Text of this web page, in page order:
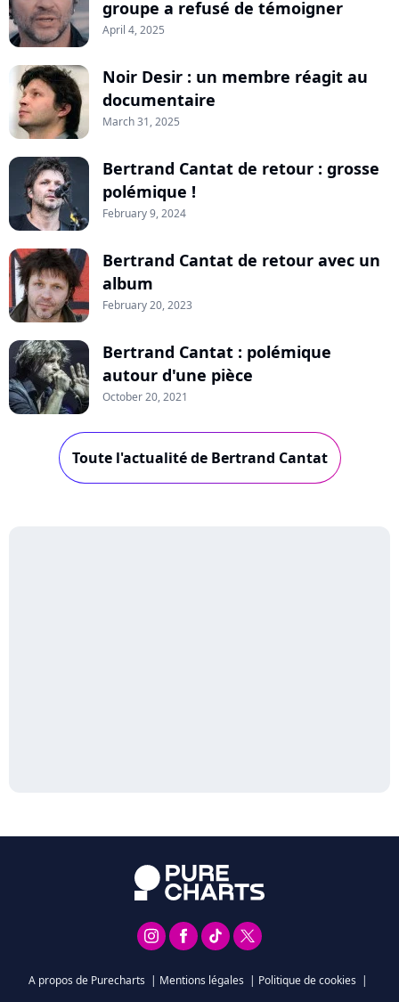
groupe a refusé de témoigner
April 4, 2025
Noir Desir : un membre réagit au
documentaire
March 31, 2025
Bertrand Cantat de retour : grosse
polémique !
February 9, 2024
Bertrand Cantat de retour avec un
album
February 20, 2023
Bertrand Cantat : polémique
autour d'une pièce
October 20, 2021
Toute l'actualité de Bertrand Cantat
A propos de Purecharts | Mentions légales | Politique de cookies |